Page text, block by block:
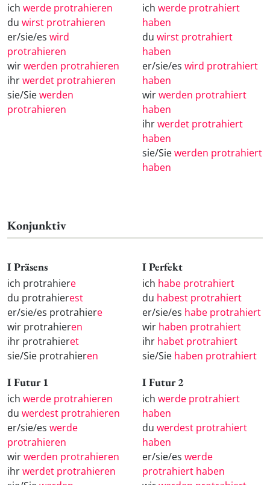
ich werde protrahieren
du wirst protrahieren
er/sie/es wird
protrahieren
wirwerden protrahieren
ihrwerdet protrahieren
sie/Siewerden
protrahieren
ich werde protrahiert
haben
du wirst protrahiert
haben
er/sie/es wird protrahiert
haben
wirwerden protrahiert
haben
ihrwerdet protrahiert
haben
sie/Siewerden protrahiert
haben
Konjunktiv
I Präsens
ich protrahiere
du protrahierest
er/sie/es protrahiere
wir protrahieren
ihr protrahieret
sie/Sie protrahieren
I Perfekt
ich habe protrahiert
du habest protrahiert
er/sie/es habe protrahiert
wir haben protrahiert
ihr habet protrahiert
sie/Sie haben protrahiert
I Futur 1
ich werde protrahieren
du werdest protrahieren
er/sie/es werde
protrahieren
wirwerden protrahieren
ihrwerdet protrahieren
I Futur 2
ich werde protrahiert
haben
du werdest protrahiert
haben
er/sie/es werde
protrahiert haben